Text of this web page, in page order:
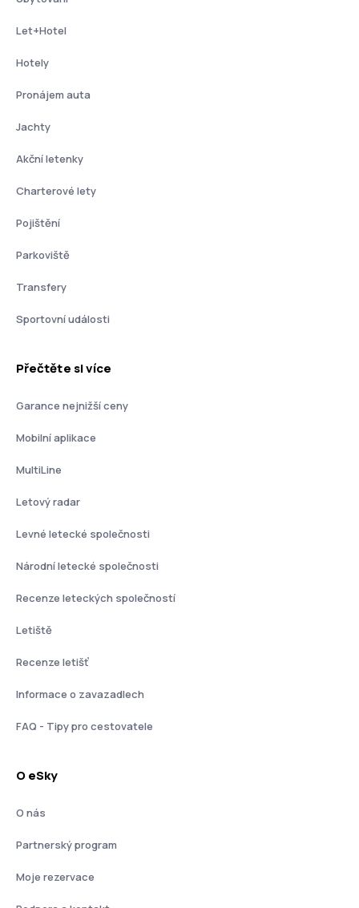
Let+Hotel
Hotely
Pronájem auta
Jachty
Akční letenky
Charterové lety
Pojištění
Parkoviště
Transfery
Sportovní události
Přečtěte si více
Garance nejnižší ceny
Mobilní aplikace
MultiLine
Letový radar
Levné letecké společnosti
Národní letecké společnosti
Recenze leteckých společností
Letiště
Recenze letišť
Informace o zavazadlech
FAQ - Tipy pro cestovatele
O eSky
O nás
Partnerský program
Moje rezervace